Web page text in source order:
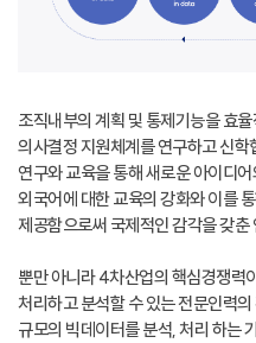
조직내부의 계획 및 통제기능을 효
의사결정 지원체계를 연구하고 신
연구와 교육을 통해 새로운 아이디
외국어에 대한 교육의 강화와 이를
제공함으로써 국제적인 감각을 갖춘
뿐만 아니라 4차산업의 핵심경쟁력
처리하고 분석할 수 있는 전문인력
규모의 빅데이터를 분석, 처리 하는